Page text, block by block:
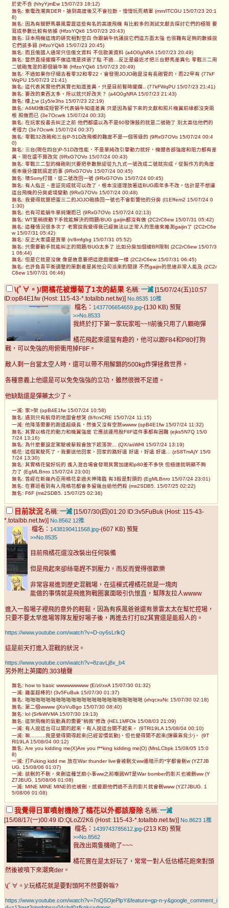
於史不合 (hhyYjmEw 15/07/23 18:12)
無名: 紫電改潮爽DER，搶到高度後又不會拉斷，慢慢玩死萌軍 (mm/lTCGU 15/07/23 20:1
8)
無名: 因為有關野馬暴風雷霆這些有名的高速飛機 有比較多的測試文獻去探討它們的極限 要
寫成參數比較有依據 (HfzoYQk6 15/07/23 20:43)
無名: 日本飛機這塊的研究相對空白 你跟蝸牛抗議說它們這方面太強 也很難有足夠的數據說
它們該多弱 (HfzoYQk6 15/07/23 20:45)
無名: 而且俄國人通常只信俄文資料 不信歐美資料 (a4O0gNRA 15/07/23 20:49)
無名: 當然直接擺爛不做這塊是誇張了點 不過…反正是最近才把三台野馬差異化 零戰三二用
二號砲鬼混的那個蝸牛嘛 (HfzoYQk6 15/07/23 20:49)
無名: 不過如果你仔細去看零32和零22，會發現JOJO砲是沒有長砲管的，而22甲有 (77kF
WqPU 15/07/23 21:41)
無名: 這代表其實他們其實也知道差異，只是目前暫時擺爛.. (77kFWqPU 15/07/23 21:41)
無名: 要改的東西太多，所以就只好改天？ (a4O0gNRA 15/07/23 21:43)
無名: 樓上w (1y5/e3hs 15/07/23 22:19)
無名: A6M3做成短管不代表蝸牛知道差異 只是因為留下來的文獻和照片機翼前緣都沒突兩
根 照做而已 (3e7Ocwrk 15/07/24 00:33)
無名: 在玩家投書去糾正之前 他們都還以為不是60發彈鼓的就是二號砲了 別太高估他們的
考證力 (3e7Ocwrk 15/07/24 00:37)
無名: 零戰32改砲和三台P-51D改飛模的難度不是一個等級的 (9RxG7OVo 15/07/24 00:4
0)
無名: 三台(現在四台)P-51D改性能，不是單純改引擎動力就好，機體各部強度和阻力都有差
異，現在還不算改完 (9RxG7OVo 15/07/24 00:43)
無名: 零戰三二型的機砲則只要把參數默認從九九式一號改成二號就完成，從製作方的角度
根本幾分鐘就搞定的事 (9RxG7OVo 15/07/24 00:45)
無名: 噢Sorry打錯，從二號改回一號 (9RxG7OVo 15/07/24 00:45)
無名: 有人指正、查証完成就可以改了，根本沒道理放著這BUG兩年多不改。估計是不想讓
這台飛機的分房處境變動 (9RxG7OVo 15/07/24 00:48)
無名: 我覺得就算把蛋三二的JOJO砲換回一號也不會影響他的分房 (I1Effem2 15/07/24 0
1:30)
無名: 也有可能蝸牛單純懶而已 (9RxG7OVo 15/07/24 02:13)
無名: WT里稍微動下手就能解決的問題/BUG gaijin都沒有做 (2C2rC6ew 15/07/31 05:42)
無名: 這種情況很多次了 老實說我覺得我已經無法以正常人的思維來推測gaijin了 (2C2rC6e
w 15/07/31 05:42)
無名: 反正大家還是買單 (n/8mfgbg 15/07/31 05:52)
無名: 只需要動手就能糾正的問題/BUG太多了 比如分房加個總BR限制 (2C2rC6ew 15/07/3
1 06:44)
無名: 但是它就是沒做 像是故意要把這遊戲擺爛一樣 (2C2rC6ew 15/07/31 06:45)
無名: 也許負責平衡調整的策劃者是其他公司派來的間諜 不然gaijin的思維非常人能及 (2C2r
C6ew 15/07/31 06:46)
\(ﾟ∀。)/開橘花被爆菊了1次的結果 名稱: 一滅 [15/07/24(五)10:57
ID:opB4E1fw (Host: 115-43-*.totalbb.net.tw)] No.8535 10推
檔名： 1437706654659.jpg-(130 KB) 預覽
>>No.8533
我終於打下第一家玩家啦~~!!前後只用了八顆砲彈
橘花飛起來還蠻有趣的，他可以跟F84和P80打狗
戰，可以免強的用俯衝甩掉F8F。
敵人剩一台當太空人時，還可以帶不用解鎖的500kg炸彈拯救世界。
各種意義上他還是可以免免強強的立功，雖然很微不足道。
他缺點還是彈藥太少了。
一滅: 家>架 (opB4E1fw 15/07/24 10:58)
無名: 遇到只有航母的地圖會想哭 (8/fcnCRE 15/07/24 11:15)
一滅: 他降落需要的跑道超級長，然後又沒有空煞wwww (opB4E1fw 15/07/24 11:32)
無名: 其實以橘花的動力和機翼強度 它應該連甩脫F8F這件事都有困難 (ejks5N7Q 15/0
7/24 13:16)
無名: 為什麼要設定駕駛被擊殺會放下起落架... (QX/asWHI 15/07/24 13:19)
橘花: 這個駕駛死了，我要送他回家，回家的路好遠 好遠，好遠 好遠... (zS8TmAjY 15/0
7/24 13:30)
無名: 其實橘花蠻好玩的 進入混合場會發現其實加速和p80差不多快 但極速就明顯不夠
力了 (EgMLBnro 15/07/24 23:00)
無名: 曾經在新幾內亞用橘花拿過天神降臨 有3殺是對頭的 (EgMLBnro 15/07/24 23:01)
無名: 在賽班看到有人飛橘花都會多留幾台給他們殺 (ms2SDB5. 15/07/25 02:22)
無名: F6F (ms2SDB5. 15/07/25 02:36)
目前狀況 名稱: 一滅 [15/07/30(四)01:20 ID:3v5FuBuk (Host: 115-43-
*.totalbb.net.tw)] No.8562 12推
檔名： 1438190411568.jpg-(607 KB) 預覽
>>No.8535
目前飛橘花還沒改裝出任何裝備
但是飛起來卻絲毫趕不到壓力，而反而覺得很歡樂
非常容易進到歷史混戰場，在這模式裡橘花就是一塊肉
能做的事情就是飛進狗戰圈裏面吸引仇恨直，幫隊友拉人wwww
進入一般場子裡飛的意外的輕鬆，因為有疾風爸爸還有景雲太太在幫忙控場，
只要不要太早進場等隊友壓好場子後，再進去打打BZ其實還是能殺人的。
https://www.youtube.com/watch?v=D-oy6sLrlkQ
這是前天打進入混戰的狀況。
https://www.youtube.com/watch?v=8zavLj8x_b4
另外附上英國的.303槍聲
無名: how to basic wwwwwwwww (E/zI/xxA 15/07/30 01:32)
一滅: 雞蛋超棒的! (3v5FuBuk 15/07/30 01:37)
無名: 啪啪啪啪啪啪啪啪啪啪啪啪啪啪啪啪啪啪啪啪啪啪啪 (xhqcxuNc 15/07/30 02:18)
無名: 第二個wwww (jXoVuBgo 15/07/30 08:40)
無名: lol (SrfkWVMA 15/07/30 19:13)
無名: 這架飛機的氣動真的需要"稍微"修改 (HEL1MFOk 15/08/03 21:09)
一滅: 有人說這台可以開的起來，有人說這台開不起來。 (9TRl19LA 15/08/04 00:10)
一滅: 嘛..........我是覺得開得起來(已經習慣氣動)，但也覺得開不起來(彈藥靠背少)。 (9T
Rl19LA 15/08/04 00:12)
無名: Are you kidding me(X)Are you f**king kidding me(O) (MrsLCbpk 15/08/05 15:0
8)
一滅: 打Fuking kidd me 放在War thunder live會被刪文ww連暗示的*字都會刪w (YZ7JB
UG. 15/08/06 01:07)
一滅: 該刪的不刪，來刪這種芝麻小事ww之前嘲諷WT是War bomber的影片也被刪ww (Y
Z7JBUG. 15/08/06 01:08)
一滅: MINE MINE MINE的也被刪，感覺跟他們過不去的影片就會刪www (YZ7JBUG. 1
5/08/06 01:08)
我覺得日軍噴射機除了橘花以外都該廢除 名稱: 一滅
[15/08/17(一)00:49 ID:QLoZ/2K6 (Host: 115-43-*.totalbb.net.tw)] No.8623 1推
檔名： 1439743785612.jpg-(213 KB) 預覽
>>No.8562
我改出兩隻機砲了~~~
橘花實在是太好玩了，常常一對人低估橘花跑來對頭
然後被噴下來潮爽der。
\(ﾟ∀。)/:玩橘花就是要對頭阿不然要幹嘛?
https://www.youtube.com/watch?v=7nQ5OjePlpY&feature=gp-n-y&google_comment_i